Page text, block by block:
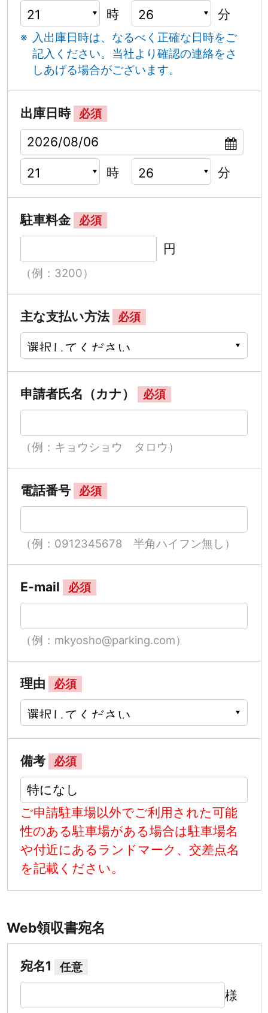
時 分
入出庫日時は、なるべく正確な日時をご
記入ください。 当社より確認の連絡をさ
しあげる場合がございます。
出庫日時 必須
時 分
駐車料金 必須
円
（例：3200）
主な支払い方法 必須
申請者氏名（カナ） 必須
（例：キョウショウ タロウ）
電話番号 必須
（例：0912345678 半角ハイフン無し）
E-mail 必須
（例：mkyosho@parking.com）
理由 必須
備考 必須
ご申請駐車場以外でご利用された可能
性のある駐車場がある場合は駐車場名
や付近にあるランドマーク、交差点名
を記載ください。
Web領収書宛名
宛名1 任意
様